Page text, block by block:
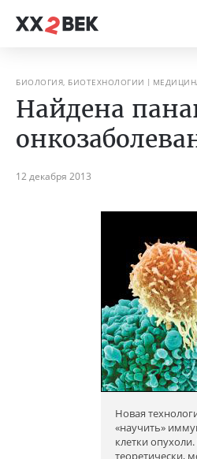
БИОЛОГИЯ, БИОТЕХНОЛОГИИ
Найдена
12 декабря 2013
Новая
«научить»
клетки
теоретически,